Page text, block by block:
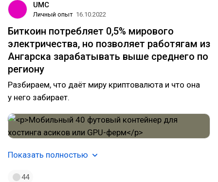
UMC
Личный опыт 16.10.2022
Биткоин потребляет 0,5% мирового
электричества, но позволяет работягам из
Ангарска зарабатывать выше среднего по
региону
Разбираем, что даёт миру криптовалюта и что она
у него забирает.
Показать полностью
44